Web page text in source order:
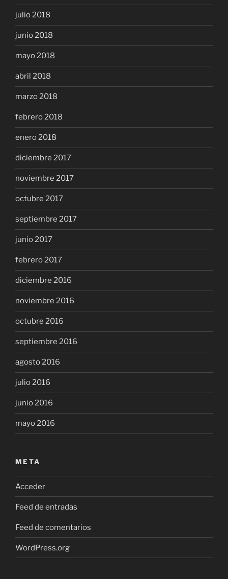
julio 2018
junio 2018
mayo 2018
abril 2018
marzo 2018
febrero 2018
enero 2018
diciembre 2017
noviembre 2017
octubre 2017
septiembre 2017
junio 2017
febrero 2017
diciembre 2016
noviembre 2016
octubre 2016
septiembre 2016
agosto 2016
julio 2016
junio 2016
mayo 2016
META
Acceder
Feed de entradas
Feed de comentarios
WordPress.org